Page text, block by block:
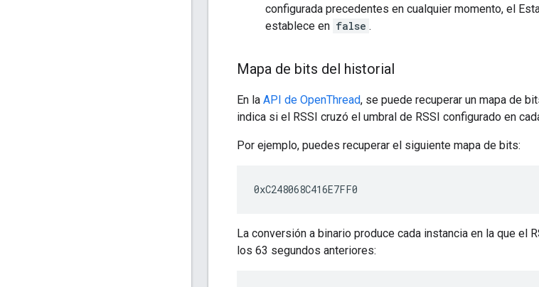
configurada precedentes en cualquier momento, el
establece en false .
Mapa de bits del historial
En la API de OpenThread, se puede recuperar un mapa de
indica si el RSSI cruzó el umbral de RSSI configurado en
Por ejemplo, puedes recuperar el siguiente mapa de bits:
La conversión a binario produce cada instancia en la que el
los 63 segundos anteriores: